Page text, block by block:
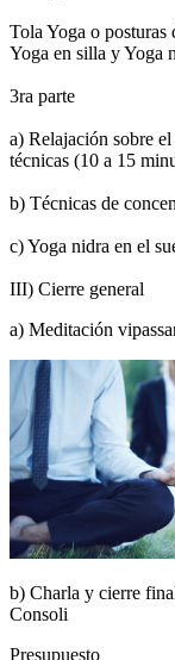
Tola Yoga o
Yoga en silla y Yoga
3ra parte
a) Relajación sobre
técnicas (10 a 15
b) Técnicas de
c) Yoga nidra en el
III) Cierre general
a) Meditación
b) Charla y cierre
Consoli
Presupuesto